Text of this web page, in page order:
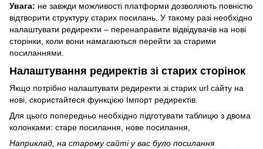
Увага: не завжди можливості платформи дозволяють повністю
відтворити структуру старих посилань. У такому разі необхідно
налаштувати редиректи – перенаправити відвідувачів на нові
сторінки, коли вони намагаються перейти за старими
посиланнями.
Налаштування редиректів зі старих сторінок
Якщо потрібно налаштувати редиректи зі старих url сайту на
нові, скористайтеся функцією Імпорт редиректів.
Для цього попередньо необхідно підготувати таблицю з двома
колонками: старе посилання, нове посилання,
Наприклад, на старому сайті у вас було посилання